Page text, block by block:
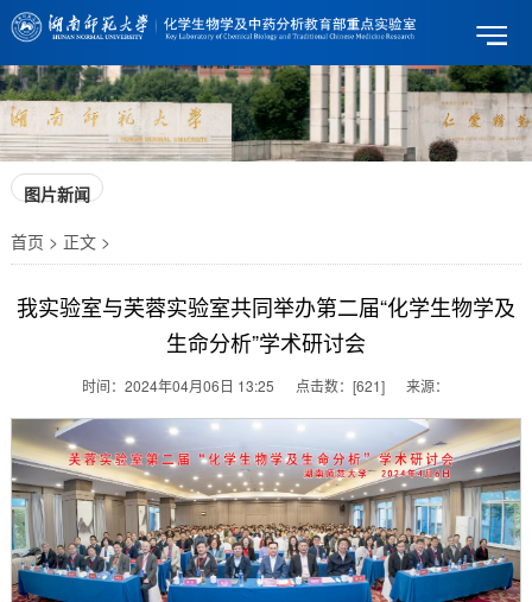
图片新闻
首页 > 正文 >
我实验室与芙蓉实验室共同举办第二届“化学生物学及
生命分析”学术研讨会
时间：2024年04月06日 13:25 点击数：[621] 来源：